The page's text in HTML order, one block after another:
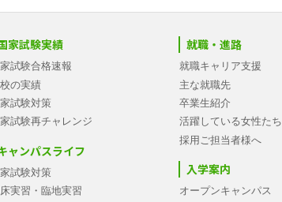
家試験実績
試験合格速報
の実績
試験対策
試験再チャレンジ
ャンパスライフ
試験対策
実習・臨地実習
就職・進路
就職キャリア支援
主な就職先
卒業生紹介
活躍している女性たち
採用ご担当者様へ
入学案内
オープンキャンパス